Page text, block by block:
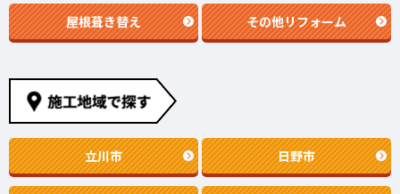
屋根葺き替え その他リフォーム
立川市 日野市